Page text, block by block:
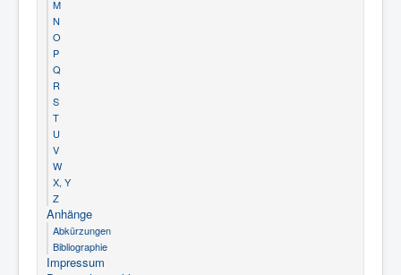
M
N
O
P
Q
R
S
T
U
V
W
X, Y
Z
Anhänge
Abkürzungen
Bibliographie
Impressum